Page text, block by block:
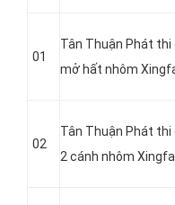
01
Tân Thuận Phát
mở hất nhôm
02
Tân Thuận Phát
2 cánh nhôm